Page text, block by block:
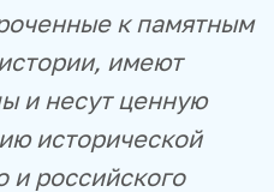
к памятным
имеют
и несут ценную
исторической
и российского